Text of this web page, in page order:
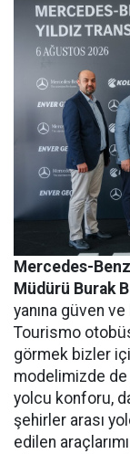
Mercedes-
Müdürü Burak
yanına güven
Tourismo
görmek bizler
modelimizde
yolcu konforu,
şehirler arası
edilen